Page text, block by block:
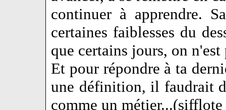
continuer à apprendre.
certaines faiblesses du
que certains jours, on
Et pour répondre à ta
une définition, il faudrait
comme un